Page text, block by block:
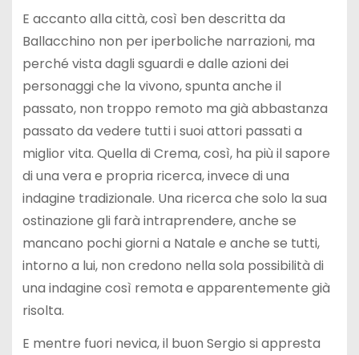
E accanto alla città, così ben descritta da
Ballacchino non per iperboliche narrazioni, ma
perché vista dagli sguardi e dalle azioni dei
personaggi che la vivono, spunta anche il
passato, non troppo remoto ma già abbastanza
passato da vedere tutti i suoi attori passati a
miglior vita. Quella di Crema, così, ha più il sapore
di una vera e propria ricerca, invece di una
indagine tradizionale. Una ricerca che solo la sua
ostinazione gli farà intraprendere, anche se
mancano pochi giorni a Natale e anche se tutti,
intorno a lui, non credono nella sola possibilità di
una indagine così remota e apparentemente già
risolta.
E mentre fuori nevica, il buon Sergio si appresta